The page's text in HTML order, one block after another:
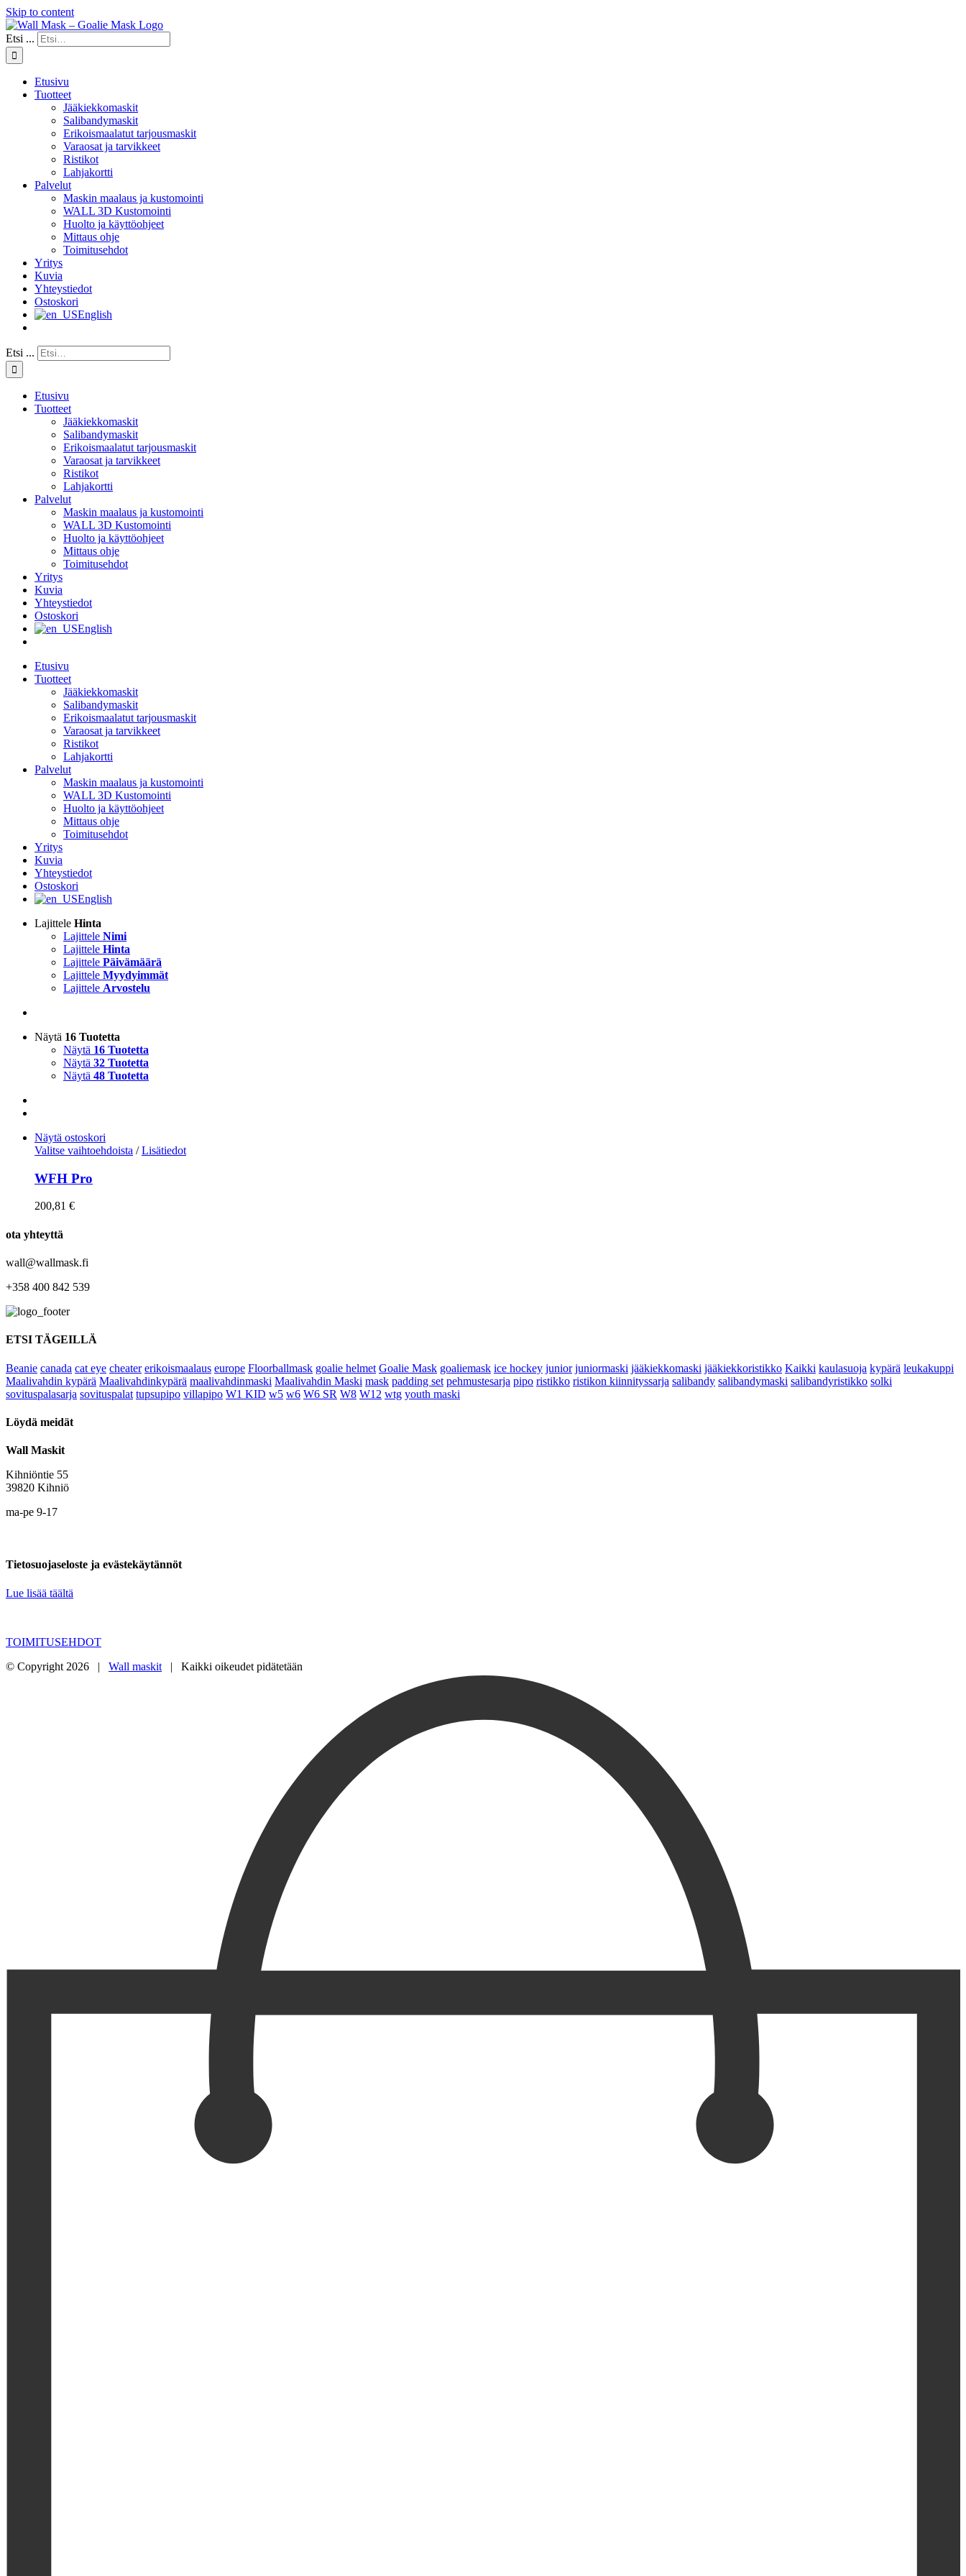
Skip to content
Etsi ...
Etusivu
Tuotteet
Jääkiekkomaskit
Salibandymaskit
Erikoismaalatut tarjousmaskit
Varaosat ja tarvikkeet
Ristikot
Lahjakortti
Palvelut
Maskin maalaus ja kustomointi
WALL 3D Kustomointi
Huolto ja käyttöohjeet
Mittaus ohje
Toimitusehdot
Yritys
Kuvia
Yhteystiedot
Ostoskori
English
Etsi ...
Etusivu
Tuotteet
Jääkiekkomaskit
Salibandymaskit
Erikoismaalatut tarjousmaskit
Varaosat ja tarvikkeet
Ristikot
Lahjakortti
Palvelut
Maskin maalaus ja kustomointi
WALL 3D Kustomointi
Huolto ja käyttöohjeet
Mittaus ohje
Toimitusehdot
Yritys
Kuvia
Yhteystiedot
Ostoskori
English
Etusivu
Tuotteet
Jääkiekkomaskit
Salibandymaskit
Erikoismaalatut tarjousmaskit
Varaosat ja tarvikkeet
Ristikot
Lahjakortti
Palvelut
Maskin maalaus ja kustomointi
WALL 3D Kustomointi
Huolto ja käyttöohjeet
Mittaus ohje
Toimitusehdot
Yritys
Kuvia
Yhteystiedot
Ostoskori
English
Lajittele Hinta
Lajittele Nimi
Lajittele Hinta
Lajittele Päivämäärä
Lajittele Myydyimmät
Lajittele Arvostelu
Näytä 16 Tuotetta
Näytä 16 Tuotetta
Näytä 32 Tuotetta
Näytä 48 Tuotetta
Näytä ostoskori
Valitse vaihtoehdoista / Lisätiedot
WFH Pro
200,81 €
ota yhteyttä
wall@wallmask.fi
+358 400 842 539
ETSI TÄGEILLÄ
Beanie canada cat eye cheater erikoismaalaus europe Floorballmask goalie helmet Goalie Mask goaliemask ice hockey junior juniormaski jääkiekkomaski jääkiekkoristikko Kaikki kaulasuoja kypärä leukakuppi
Maalivahdin kypärä Maalivahdinkypärä maalivahdinmaski Maalivahdin Maski mask padding set pehmustesarja pipo ristikko ristikon kiinnityssarja salibandy salibandymaski salibandyristikko solki
sovituspalasarja sovituspalat tupsupipo villapipo W1 KID w5 w6 W6 SR W8 W12 wtg youth maski
Löydä meidät
Wall Maskit
Kihniöntie 55
39820 Kihniö
ma-pe 9-17
Tietosuojaseloste ja evästekäytännöt
Lue lisää täältä
TOIMITUSEHDOT
© Copyright 2026 | Wall maskit | Kaikki oikeudet pidätetään